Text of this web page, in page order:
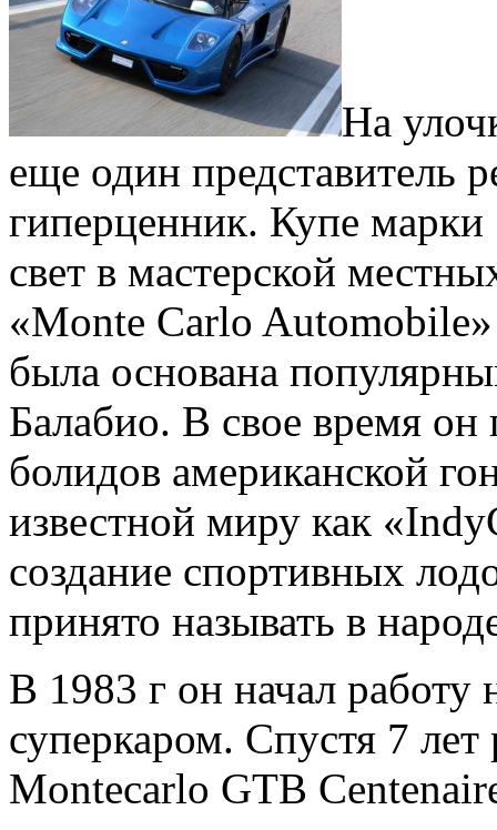
На
еще один представитель
гиперценник. Купе марки
свет в мастерской
«Monte Carlo
была основана
Балабио. В свое время
болидов американской
известной миру как
создание спортивных
принято называть в
В 1983 г он начал
суперкаром. Спустя 7
Montecarlo GTB